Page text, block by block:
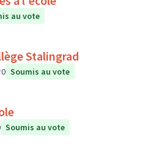
au vote
Stalingrad
0 Soumis au vote
Soumis au vote